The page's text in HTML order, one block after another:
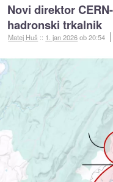
Novi direktor
hadronski trkalnik
Matej Huš :: 1. jan 2026ob 20:54